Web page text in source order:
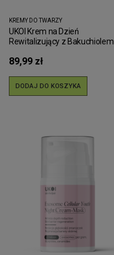
KREMY DO TWARZY
UKOI Krem na Dzień
Rewitalizujący z Bakuchiolem
89,99 zł
DODAJ DO KOSZYKA